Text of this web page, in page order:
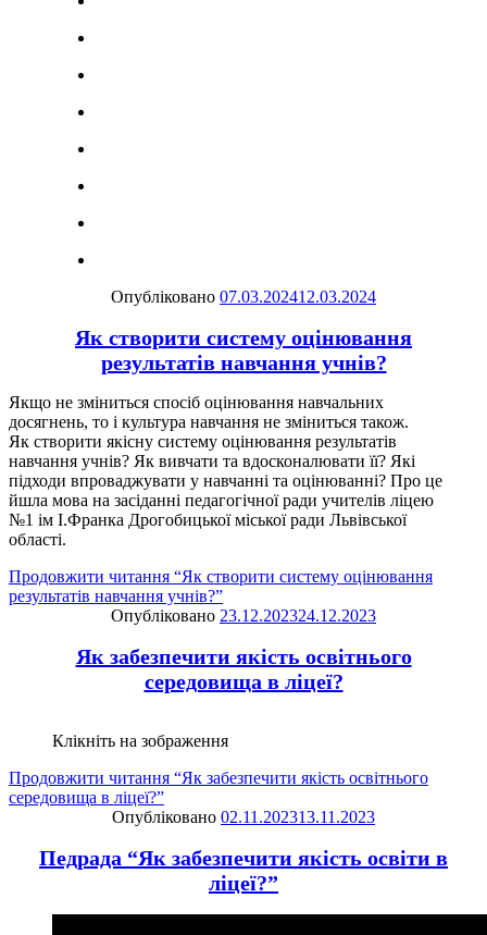
Опубліковано 07.03.202412.03.2024
Як створити систему оцінювання
результатів навчання учнів?
Якщо не зміниться спосіб оцінювання навчальних
досягнень, то і культура навчання не зміниться також.
Як створити якісну систему оцінювання результатів
навчання учнів? Як вивчати та вдосконалювати її? Які
підходи впроваджувати у навчанні та оцінюванні? Про це
йшла мова на засіданні педагогічної ради учителів ліцею
№1 ім І.Франка Дрогобицької міської ради Львівської
області.
Продовжити читання “Як створити систему оцінювання
результатів навчання учнів?”
Опубліковано 23.12.202324.12.2023
Як забезпечити якість освітнього
середовища в ліцеї?
Клікніть на зображення
Продовжити читання “Як забезпечити якість освітнього
середовища в ліцеї?”
Опубліковано 02.11.202313.11.2023
Педрада “Як забезпечити якість освіти в
ліцеї?”